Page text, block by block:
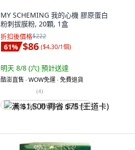
MY SCHEMING 我的心機 膠原蛋白
粉刺拔膜粉, 20顆, 1盒
折扣後價格$222
61% $86 ($4.30/1個)
明天 8/8 (六) 預計送達
酷澎直售 ∙ WOW免運 ∙ 免費退貨
(4)
满 $1,500 再省 $75 (王道卡)